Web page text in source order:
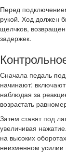
Перед
рукой. Ход должен
щелчков,
задержек.
Сначала педаль
начинают:
наблюдая за
возрастать
Затем ставят под
увеличивая
на высоких
неизменном усилии